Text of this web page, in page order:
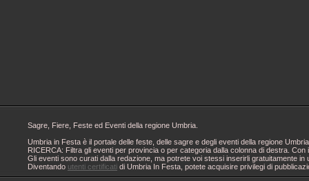
Sagre, Fiere, Feste ed Eventi della regione Umbria.
Umbria in Festa è il portale delle feste, delle sagre e degli eventi della regione
RICERCA: Filtra gli eventi per provincia o per categoria dalla colonna di destra.
Gli eventi sono curati dalla redazione, ma potrete voi stessi inserirli gratuitamente
Diventando utenti certificati di Umbria In Festa, potete acquisire privilegi di